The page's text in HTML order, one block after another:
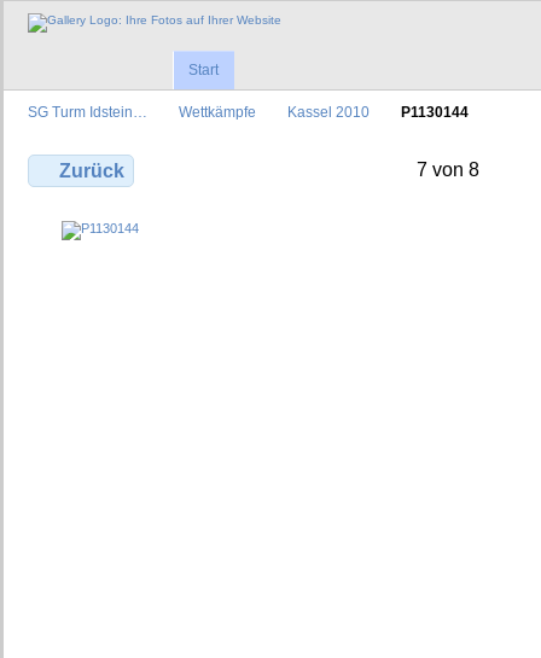
Start
SG Turm Idstein… Wettkämpfe Kassel 2010 P1130144
Zurück 7 von 8